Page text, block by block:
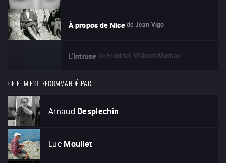
À propos de Nice de Jean Vigo
L'Intruse de Friedrich Wilhelm Murnau
CE FILM EST RECOMMANDÉ PAR
Arnaud Desplechin
Luc Moullet